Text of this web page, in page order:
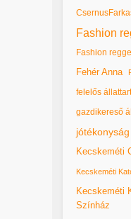
Fashion
Fashion
Fehér Anna
felelős
gazdikereső
jótékonyság
Kecskeméti
Kecskeméti
Kecskeméti
Színház